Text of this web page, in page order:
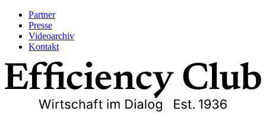
Partner
Presse
Videoarchiv
Kontakt